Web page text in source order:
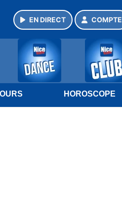
EN DIRECT COMPTE
HOROSCOPE